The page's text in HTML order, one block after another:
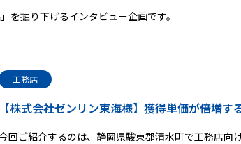
掘り下げるインタビュー企画です。
工務店
【株式会社ゼンリン東海様】獲得単価が倍増
回ご紹介するのは、静岡県駿東郡清水町で工務店向